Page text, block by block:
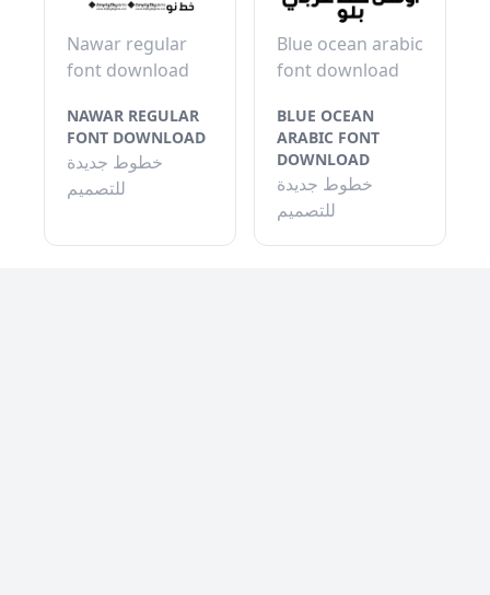
Nawar regular
font download
NAWAR REGULAR
FONT DOWNLOAD
خطوط جديدة
للتصميم
Blue ocean arabic
font download
BLUE OCEAN
ARABIC FONT
DOWNLOAD
خطوط جديدة
للتصميم